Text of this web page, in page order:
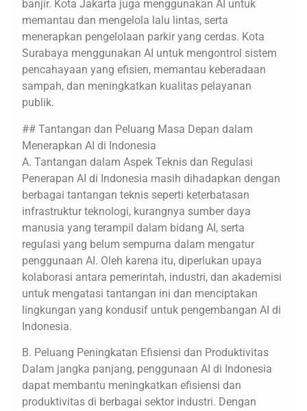
banjir. Kota Jakarta juga menggunakan AI untuk
memantau dan mengelola lalu lintas, serta
menerapkan pengelolaan parkir yang cerdas. Kota
Surabaya menggunakan AI untuk mengontrol sistem
pencahayaan yang efisien, memantau keberadaan
sampah, dan meningkatkan kualitas pelayanan
publik.
## Tantangan dan Peluang Masa Depan dalam
Menerapkan AI di Indonesia
A. Tantangan dalam Aspek Teknis dan Regulasi
Penerapan AI di Indonesia masih dihadapkan dengan
berbagai tantangan teknis seperti keterbatasan
infrastruktur teknologi, kurangnya sumber daya
manusia yang terampil dalam bidang AI, serta
regulasi yang belum sempurna dalam mengatur
penggunaan AI. Oleh karena itu, diperlukan upaya
kolaborasi antara pemerintah, industri, dan akademisi
untuk mengatasi tantangan ini dan menciptakan
lingkungan yang kondusif untuk pengembangan AI di
Indonesia.
B. Peluang Peningkatan Efisiensi dan Produktivitas
Dalam jangka panjang, penggunaan AI di Indonesia
dapat membantu meningkatkan efisiensi dan
produktivitas di berbagai sektor industri. Dengan